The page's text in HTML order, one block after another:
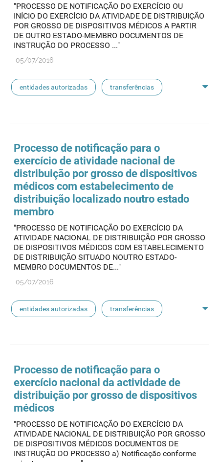
"PROCESSO DE NOTIFICAÇÃO DO EXERCÍCIO OU
INÍCIO DO EXERCÍCIO DA ATIVIDADE DE DISTRIBUIÇÃO
POR GROSSO DE DISPOSITIVOS MÉDICOS A PARTIR
DE OUTRO ESTADO-MEMBRO DOCUMENTOS DE
INSTRUÇÃO DO PROCESSO ..."
05/07/2016
entidades autorizadas transferências
Processo de notificação para o
exercício de atividade nacional de
distribuição por grosso de dispositivos
médicos com estabelecimento de
distribuição localizado noutro estado
membro
"PROCESSO DE NOTIFICAÇÃO DO EXERCÍCIO DA
ATIVIDADE NACIONAL DE DISTRIBUIÇÃO POR GROSSO
DE DISPOSITIVOS MÉDICOS COM ESTABELECIMENTO
DE DISTRIBUIÇÃO SITUADO NOUTRO ESTADO-
MEMBRO DOCUMENTOS DE..."
05/07/2016
entidades autorizadas transferências
Processo de notificação para o
exercício nacional da actividade de
distribuição por grosso de dispositivos
médicos
"PROCESSO DE NOTIFICAÇÃO DO EXERCÍCIO DA
ATIVIDADE NACIONAL DE DISTRIBUIÇÃO POR GROSSO
DE DISPOSITIVOS MÉDICOS DOCUMENTOS DE
INSTRUÇÃO DO PROCESSO a) Notificação conforme